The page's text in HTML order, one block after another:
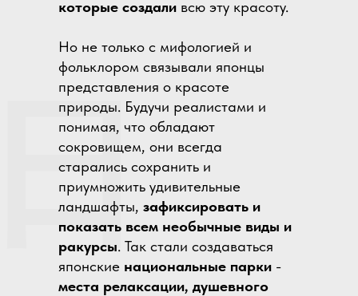
которые создали всю эту красоту.
Но не только с мифологией и
фольклором связывали японцы
представления о красоте
природы. Будучи реалистами и
понимая, что обладают
сокровищем, они всегда
старались сохранить и
приумножить удивительные
ландшафты, зафиксировать и
показать всем необычные виды и
ракурсы. Так стали создаваться
японские национальные парки -
места релаксации, душевного